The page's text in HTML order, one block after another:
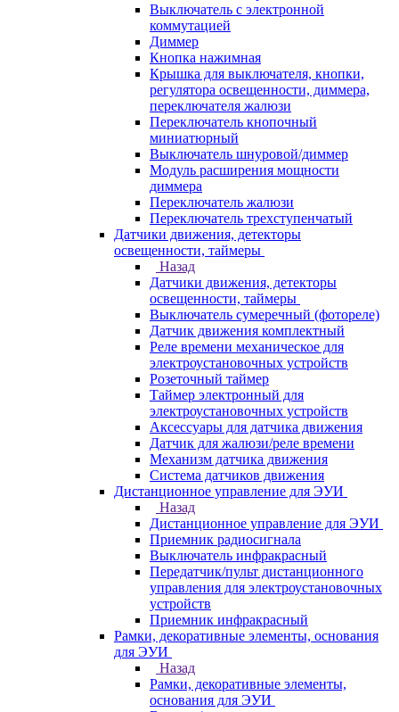
Выключатель с электронной
коммутацией
Диммер
Кнопка нажимная
Крышка для выключателя, кнопки,
регулятора освещенности, диммера,
переключателя жалюзи
Переключатель кнопочный
миниатюрный
Выключатель шнуровой/диммер
Модуль расширения мощности
диммера
Переключатель жалюзи
Переключатель трехступенчатый
Датчики движения, детекторы
освещенности, таймеры
Назад
Датчики движения, детекторы
освещенности, таймеры
Выключатель сумеречный (фотореле)
Датчик движения комплектный
Реле времени механическое для
электроустановочных устройств
Розеточный таймер
Таймер электронный для
электроустановочных устройств
Аксессуары для датчика движения
Датчик для жалюзи/реле времени
Механизм датчика движения
Система датчиков движения
Дистанционное управление для ЭУИ
Назад
Дистанционное управление для ЭУИ
Приемник радиосигнала
Выключатель инфракрасный
Передатчик/пульт дистанционного
управления для электроустановочных
устройств
Приемник инфракрасный
Рамки, декоративные элементы, основания
для ЭУИ
Назад
Рамки, декоративные элементы,
основания для ЭУИ